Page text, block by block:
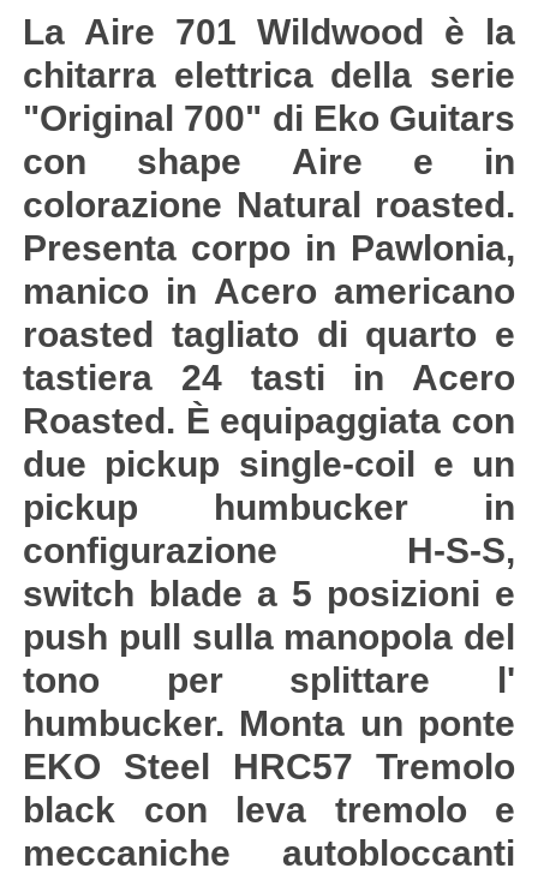
La Aire 701 Wildwood è la
chitarra elettrica della serie
"Original 700" di Eko Guitars
con shape Aire e in
colorazione Natural roasted.
Presenta corpo in Pawlonia,
manico in Acero americano
roasted tagliato di quarto e
tastiera 24 tasti in Acero
Roasted. È equipaggiata con
due pickup single-coil e un
pickup humbucker in
configurazione H-S-S,
switch blade a 5 posizioni e
push pull sulla manopola del
tono per splittare l'
humbucker. Monta un ponte
EKO Steel HRC57 Tremolo
black con leva tremolo e
meccaniche autobloccanti